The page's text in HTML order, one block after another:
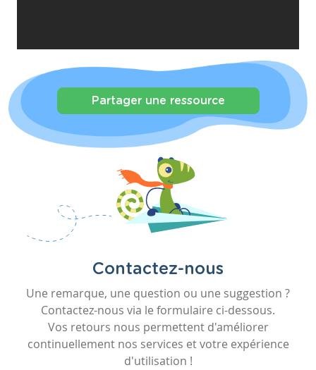
Partager une ressource
Contactez-nous
Une remarque, une question ou une suggestion ?
Contactez-nous via le formulaire ci-dessous.
Vos retours nous permettent d'améliorer
continuellement nos services et votre expérience
d'utilisation !